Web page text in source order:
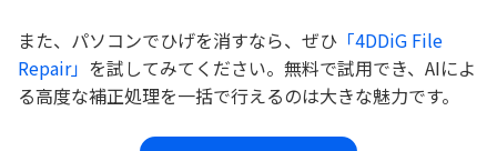
また、パソコンでひげを消すなら、ぜひ 「4DDiG File
Repair」 を試してみてください。無料で試用でき、AIによ
る高度な補正処理を一括で行えるのは大きな魅力です。